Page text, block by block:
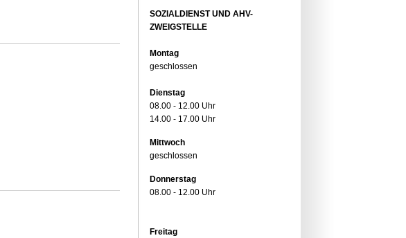
SOZIALDIENST UND AHV-
ZWEIGSTELLE
Montag
geschlossen
Dienstag
08.00 - 12.00 Uhr
14.00 - 17.00 Uhr
Mittwoch
geschlossen
Donnerstag
08.00 - 12.00 Uhr
Freitag